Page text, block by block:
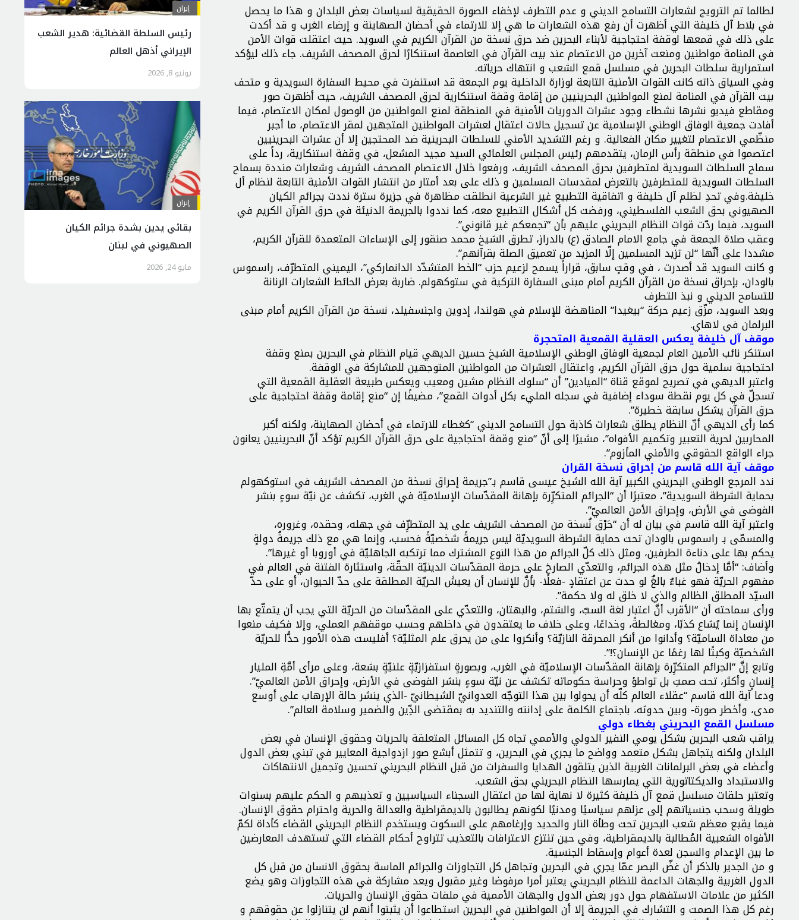
لطالما تم الترويج لشعارات التسامح الديني و عدم التطرف لإخفاء الصورة الحقيقية لسياسات بعض البلدان و هذا ما يحصل
في بلاط آل خليفة التي أظهرت أن رفع هذه الشعارات ما هي إلا للارتماء في أحضان الصهاينة و إرضاء الغرب و قد أكدت
على ذلك في قمعها لوقفة احتجاجية لأبناء البحرين ضد حرق نسخة من القرآن الكريم في السويد. حيث اعتقلت قوات الأمن
في المنامة مواطنين ومنعت آخرين من الاعتصام عند بيت القرآن في العاصمة استنكارًا لحرق المصحف الشريف. جاء ذلك ليؤكد
استمرارية سلطات البحرين في مسلسل قمع الشعب و انتهاك حرياته.
وفي السياق ذاته كانت القوات الأمنية التابعة لوزارة الداخلية يوم الجمعة قد استنفرت في محيط السفارة السويدية و متحف
بيت القرآن في المنامة لمنع المواطنين البحرينيين من إقامة وقفة استنكارية لحرق المصحف الشريف، حيث أظهرت صور
ومقاطع فيديو نشرها نشطاء وجود عشرات الدوريات الأمنية في المنطقة لمنع المواطنين من الوصول لمكان الاعتصام، فيما
أفادت جمعية الوفاق الوطني الإسلامية عن تسجيل حالات اعتقال لعشرات المواطنين المتجهين لمقر الاعتصام، ما أجبر
منظّمي الاعتصام لتغيير مكان الفعالية. و رغم التشديد الأمني للسلطات البحرينية ضد المحتجين إلا أن عشرات البحرينيين
اعتصموا في منطقة رأس الرمان، يتقدمهم رئيس المجلس العلمائي السيد مجيد المشعل، في وقفة استنكارية، رداً على
سماح السلطات السويدية لمتطرفين بحرق المصحف الشريف، ورفعوا خلال الاعتصام المصحف الشريف وشعارات منددة بسماح
السلطات السويدية للمتطرفين بالتعرض لمقدسات المسلمين و ذلك على بعد أمتار من انتشار القوات الأمنية التابعة لنظام أل
خليفة.وفي تحدِ لظلم آل خليفة و اتفاقية التطبيع غير الشرعية انطلقت مظاهرة في جزيرة سترة نددت بجرائم الكيان
الصهيوني بحق الشعب الفلسطيني، ورفضت كل أشكال التطبيع معه، كما نددوا بالجريمة الدنيئة في حرق القرآن الكريم في
السويد، فيما ردّت قوات النظام البحريني عليهم بأن “تجمعكم غير قانوني”.
وعقب صلاة الجمعة في جامع الامام الصادق (ع) بالدراز، تطرق الشيخ محمد صنقور إلى الإساءات المتعمدة للقرآن الكريم،
مشددا على أنّها “لن تزيد المسلمين إلّا المزيد من تعميق الصلة بقرآنهم”.
و كانت السويد قد أصدرت ، في وقتٍ سابق، قراراً يسمح لزعيم حزب “الخط المتشدّد الدانماركي”، اليميني المتطرّف، راسموس
بالودان، بإحراق نسخة من القرآن الكريم أمام مبنى السفارة التركية في ستوكهولم. ضاربة بعرض الحائط الشعارات الرنانة
للتسامح الديني و نبذ التطرف
وبعد السويد، مزّق زعيم حركة “بيغيدا” المناهضة للإسلام في هولندا، إدوين واجنسفيلد، نسخة من القرآن الكريم أمام مبنى
البرلمان في لاهاي.
موقف آل خليفة يعكس العقلية القمعية المتحجرة
استنكر نائب الأمين العام لجمعية الوفاق الوطني الإسلامية الشيخ حسين الديهي قيام النظام في البحرين بمنع وقفة
احتجاجية سلمية حول حرق القرآن الكريم، واعتقال العشرات من المواطنين المتوجهين للمشاركة في الوقفة.
واعتبر الديهي في تصريح لموقع قناة “الميادين” أن “سلوك النظام مشين ومعيب ويعكس طبيعة العقلية القمعية التي
تسجلّ في كل يوم نقطة سوداء إضافية في سجله المليء بكل أدوات القمع”، مضيفًا إن “منع إقامة وقفة احتجاجية على
حرق القرآن يشكل سابقة خطيرة”.
كما رأى الديهي أنّ النظام يطلق شعارات كاذبة حول التسامح الديني “كغطاء للارتماء في أحضان الصهاينة، ولكنه أكبر
المحاربين لحرية التعبير وتكميم الأفواه”، مشيرًا إلى أنّ “منع وقفة احتجاجية على حرق القرآن الكريم تؤكد أنّ البحرينيين يعانون
جراء الواقع الحقوقي والأمني المأزوم”.
موقف آية الله قاسم من إحراق نسخة القران
ندد المرجع الوطني البحريني الكبير آية الله الشيخ عيسى قاسم بـ”جريمة إحراق نسخة من المصحف الشريف في استوكهولم
بحماية الشرطة السويدية”، معتبرًا أن “الجرائم المتكرِّرة بإهانة المقدّسات الإسلاميّة في الغرب، تكشف عن نيّة سوءٍ بنشر
الفوضى في الأرض، وإحراق الأمن العالميّ”.
واعتبر آية الله قاسم في بيان له أن “حَرْق نُسخة من المصحف الشريف على يد المتطرِّف في جهله، وحقده، وغروره،
والمسمّى بـ راسموس بالودان تحت حماية الشرطة السويديّة ليس جريمةً شخصيّةً فحسب، وإنما هي مع ذلك جريمةُ دولةٍ
يحكم بها على دناءة الطرفين، ومثل ذلك كلّ الجرائم من هذا النوع المشترك مما ترتكبه الجاهليّة في أوروبا أو غيرها”.
وأضاف: “أمَّا إدخالُ مثل هذه الجرائم، والتعدّي الصارخ على حرمة المقدّسات الدينيّة الحقّة، واستثارة الفتنة في العالم في
مفهوم الحريّة فهو غباءٌ بالغٌ لو حدث عن اعتقادٍ -فعلًا- بأنَّ للإنسان أن يعيشَ الحريّة المطلقة على حدّ الحيوان، أو على حدّ
السيّد المطلق الظالم والذي لا خلق له ولا حكمة”.
ورأى سماحته أن “الأقرب أنَّ اعتبار لغة السبّ، والشتم، والبهتان، والتعدّي على المقدّسات من الحريّة التي يجب أن يتمتّع بها
الإنسان إنما يُشاع كذبًا، ومغالطةً، وخداعًا، وعلى خلاف ما يعتقدون في داخلهم وحسب موقفهم العملي، وإلا فكيف منعوا
من معاداة الساميّة؟ وأدانوا من أنكر المحرقة النازيّة؟ وأنكروا على من يحرق علم المثليّة؟ أفليست هذه الأمور حدًّا للحريّة
الشخصيّة وكبتًا لها رغمًا عن الإنسان؟!”.
وتابع إنَّ “الجرائم المتكرِّرة بإهانة المقدّسات الإسلاميّة في الغرب، وبصورةٍ استفزازيّةٍ علنيّةٍ بشعة، وعلى مرأى أمَّةِ المليار
إنسانٍ وأكثر، تحت صمتِ بل تواطؤ وحراسة حكوماته تكشف عن نيّة سوءٍ بنشر الفوضى في الأرض، وإحراق الأمن العالميّ”.
ودعا آية الله قاسم “عقلاء العالم كلّه أن يحولوا بين هذا التوجّه العدوانيّ الشيطانيّ -الذي ينشر حالة الإرهاب على أوسع
مدى، وأخطر صورة- وبين حدوثه، باجتماع الكلمة على إدانته والتنديد به بمقتضى الدِّين والضمير وسلامة العالم”.
مسلسل القمع البحريني بغطاء دولي
يراقب شعب البحرين بشكل يومي النفير الدولي والأممي تجاه كل المسائل المتعلقة بالحريات وحقوق الإنسان في بعض
البلدان ولكنه يتجاهل بشكل متعمد وواضح ما يجري في البحرين، و تتمثل أبشع صور ازدواجية المعايير في تبني بعض الدول
وأعضاء في بعض البرلمانات الغربية الذين يتلقون الهدايا والسفرات من قبل النظام البحريني تحسين وتجميل الانتهاكات
والاستبداد والديكتاتورية التي يمارسها النظام البحريني بحق الشعب.
وتعتبر حلقات مسلسل قمع آل خليفة كثيرة لا نهاية لها من اعتقال السجناء السياسيين و تعذيبهم و الحكم عليهم بسنوات
طويلة وسحب جنسياتهم إلى عزلهم سياسيًا ومدنيًا لكونهم يطالبون بالديمقراطية والعدالة والحرية واحترام حقوق الإنسان.
فيما يقبع معظم شعب البحرين تحت وطأة النار والحديد وإرغامهم على السكوت ويستخدم النظام البحريني القضاء كأداة لكمّ
الأفواه الشعبية المُطالبة بالديمقراطية، وفي حين تنتزع الاعترافات بالتعذيب تتراوح أحكام القضاء التي تستهدف المعارضين
ما بين الإعدام والسجن لعدة أعوام وإسقاط الجنسية.
و من الجدير بالذكر أن غضّ البصر عمّا يجري في البحرين وتجاهل كل التجاوزات والجرائم الماسة بحقوق الانسان من قبل كل
الدول الغربية والجهات الداعمة للنظام البحريني يعتبر أمرا مرفوضا وغير مقبول ويعد مشاركة في هذه التجاوزات وهو يضع
الكثير من علامات الاستفهام حول دور بعض الدول والجهات الأممية في ملفات حقوق الإنسان والحريات.
رغم كل هذا الصمت و التشارك في الجريمة إلا أن المواطنين في البحرين استطاعوا أن يثبتوا أنهم لن يتنازلوا عن حقوقهم و
إيران
رئيس السلطة القضائية: هدير الشعب
الإيراني أذهل العالم
يونيو 8, 2026
إيران
بقائي يدين بشدة جرائم الكيان
الصهيوني في لبنان
مايو 24, 2026